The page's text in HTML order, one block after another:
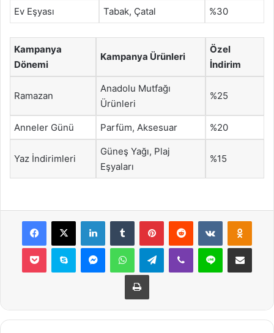
Ev Eşyası Tabak, Çatal %30
Kampanya
Dönemi
Kampanya Ürünleri
Özel
İndirim
Ramazan
Anadolu Mutfağı
Ürünleri
%25
Anneler Günü Parfüm, Aksesuar %20
Yaz İndirimleri
Güneş Yağı, Plaj
Eşyaları
%15
Facebook
X LinkedInTumblr PinterestReddit VKontakte
Pocket Skype MessengerWhatsAppTelegramViber Line E-Posta ile
Yazdır